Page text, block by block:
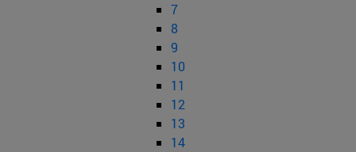
7
8
9
10
11
12
13
14